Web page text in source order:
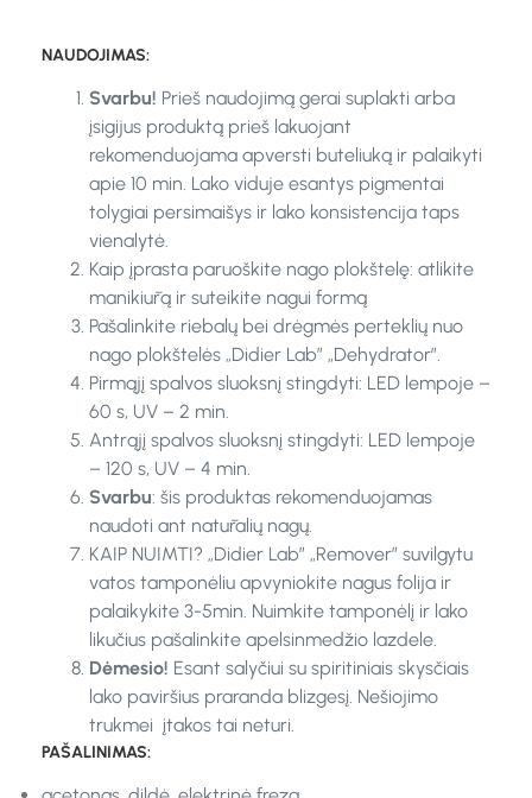
NAUDOJIMAS:
Svarbu! Prieš naudojimą gerai suplakti arba
įsigijus produktą prieš lakuojant
rekomenduojama apversti buteliuką ir palaikyti
apie 10 min. Lako viduje esantys pigmentai
tolygiai persimaišys ir lako konsistencija taps
vienalytė.
Kaip įprasta paruoškite nago plokštelę: atlikite
manikiūrą ir suteikite nagui formą
Pašalinkite riebalų bei drėgmės perteklių nuo
nago plokštelės „Didier Lab” „Dehydrator”.
Pirmąjį spalvos sluoksnį stingdyti: LED lempoje –
60 s, UV – 2 min.
Antrąjį spalvos sluoksnį stingdyti: LED lempoje
– 120 s, UV – 4 min.
Svarbu: šis produktas rekomenduojamas
naudoti ant natūralių nagų.
KAIP NUIMTI? „Didier Lab” „Remover” suvilgytu
vatos tamponėliu apvyniokite nagus folija ir
palaikykite 3-5min. Nuimkite tamponėlį ir lako
likučius pašalinkite apelsinmedžio lazdele.
Dėmesio! Esant salyčiui su spiritiniais skysčiais
lako paviršius praranda blizgesį. Nešiojimo
trukmei įtakos tai neturi.
PAŠALINIMAS: